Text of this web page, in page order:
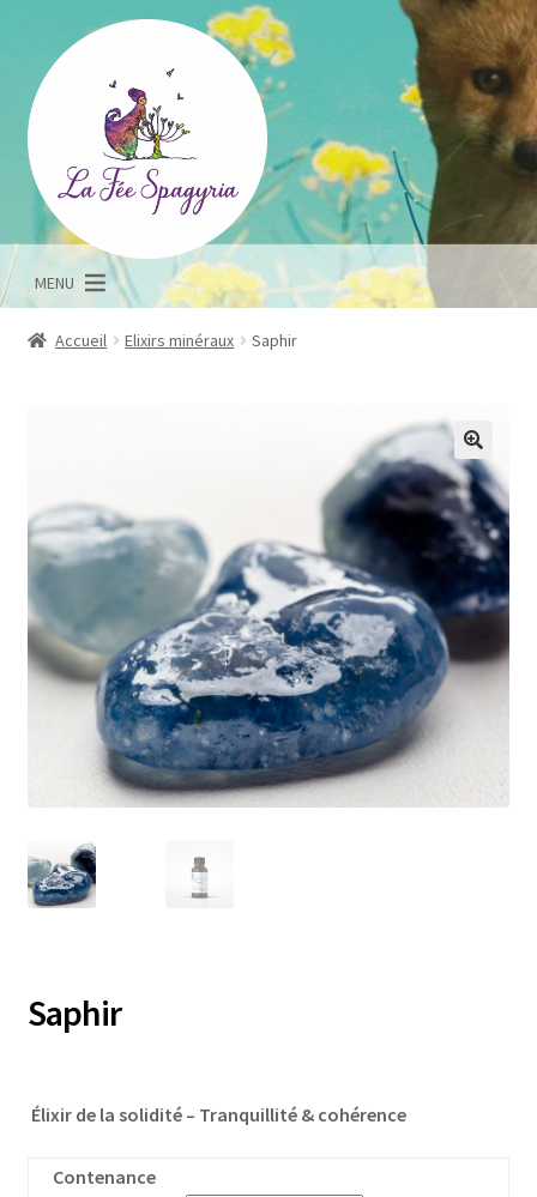
la
navigation
contenu
MENU
Accueil Elixirs minéraux Saphir
Saphir
Élixir de la solidité – Tranquillité & cohérence
Contenance